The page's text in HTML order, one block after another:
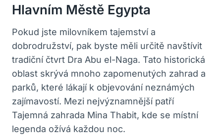
Hlavním Městě Egypta
Pokud jste milovníkem tajemství a
dobrodružství, pak byste měli určitě navštívit
tradiční čtvrt Dra Abu el-Naga. Tato historická
oblast skrývá mnoho zapomenutých zahrad a
parků, které lákají k objevování neznámých
zajímavostí. Mezi nejvýznamnější patří
Tajemná zahrada Mina Thabit, kde se místní
legenda ožívá každou noc.